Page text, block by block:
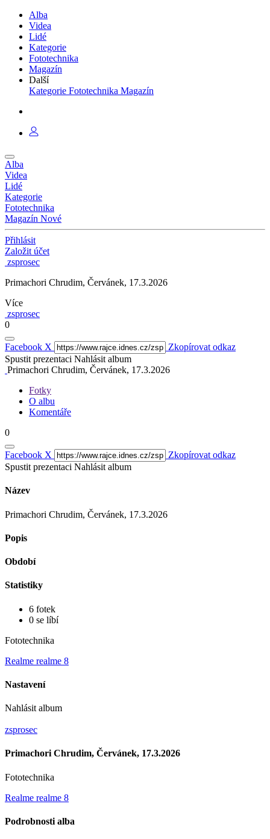
Alba
Videa
Lidé
Kategorie
Fototechnika
Magazín
Další
Kategorie Fototechnika Magazín
Alba
Videa
Lidé
Kategorie
Fototechnika
Magazín Nové
Přihlásit
Založit účet
zsprosec
Primachori Chrudim, Červánek, 17.3.2026
Více
zsprosec
0
Facebook X
Zkopírovat odkaz
Spustit prezentaci Nahlásit album
Primachori Chrudim, Červánek, 17.3.2026
Fotky
O albu
Komentáře
0
Facebook X
Zkopírovat odkaz
Spustit prezentaci Nahlásit album
Název
Primachori Chrudim, Červánek, 17.3.2026
Popis
Období
Statistiky
6 fotek
0 se líbí
Fototechnika
Realme realme 8
Nastavení
Nahlásit album
zsprosec
Primachori Chrudim, Červánek, 17.3.2026
Fototechnika
Realme realme 8
Podrobnosti alba